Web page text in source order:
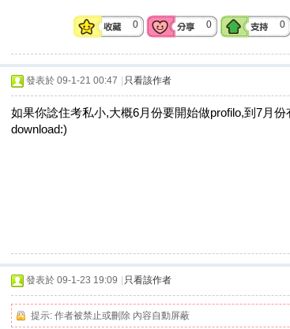
0 0 0
發表於 09-1-21 00:47 只看該作者
如果你諗住考私小,大概6月份要開始做profilo,到7月
download:)
發表於 09-1-23 19:09 只看該作者
提示: 作者被禁止或刪除 內容自動屏蔽